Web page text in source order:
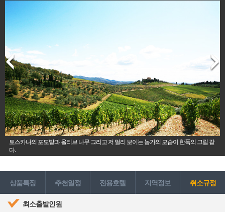
토스카나의 포도밭과 올리브 나무 그리고 저 멀리 보이는 농가의 모습이 한폭의 그림 같
다.
상품특징 추천일정 전용호텔 지역정보 취소규정
최소출발인원